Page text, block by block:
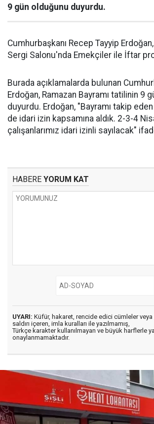
9 gün olduğunu duyurdu.
Cumhurbaşkanı Recep Tayyip
Sergi Salonu'nda Emekçiler ile İftar
Burada açıklamalarda bulunan
Erdoğan, Ramazan Bayramı tatilinin 9
duyurdu. Erdoğan, "Bayramı takip
de idari izin kapsamına aldık. 2-3-4
çalışanlarımız idari izinli sayılacak"
HABERE YORUM KAT
UYARI: Küfür, hakaret, rencide edici cümleler veya
saldırı içeren, imla kuralları ile yazılmamış,
Türkçe karakter kullanılmayan ve büyük harflerle
onaylanmamaktadır.